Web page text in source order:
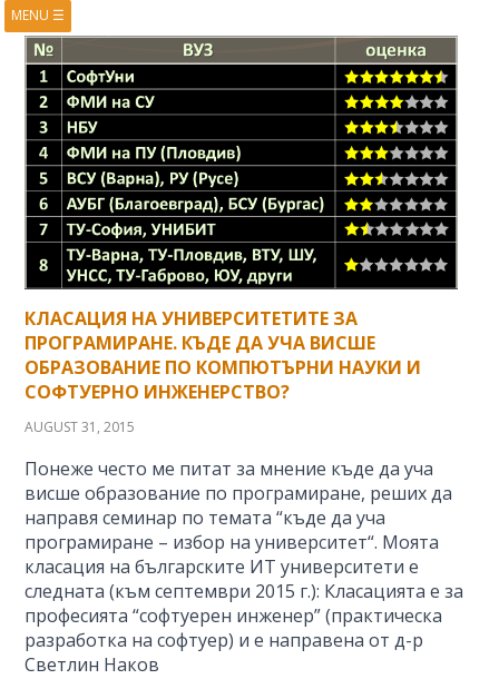
MENU ☰
HOME
ABOUT
BOOKS
COURSES
VIDEOS
PRESENTATIONS
RESEARCH
PUBLICATIONS
CONTACTS
RSS FEED
КЛАСАЦИЯ НА УНИВЕРСИТЕТИТЕ ЗА
ПРОГРАМИРАНЕ. КЪДЕ ДА УЧА ВИСШЕ
ОБРАЗОВАНИЕ ПО КОМПЮТЪРНИ НАУКИ И
СОФТУЕРНО ИНЖЕНЕРСТВО?
AUGUST 31, 2015
Понеже често ме питат за мнение къде да уча
висше образование по програмиране, реших да
направя семинар по темата “къде да уча
програмиране – избор на университет“. Моята
класация на българските ИТ университети е
следната (към септември 2015 г.): Класацията е за
професията “софтуерен инженер” (практическа
разработка на софтуер) и е направена от д-р
Светлин Наков